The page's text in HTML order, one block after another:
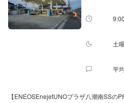
土
平
【ENEOSEnejetUNOプラザ八潮南SSの